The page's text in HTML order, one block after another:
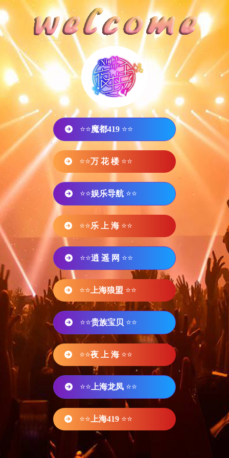
⭐⭐魔都419 ⭐⭐
⭐⭐万 花 楼 ⭐⭐
⭐⭐娱乐导航 ⭐⭐
⭐⭐乐 上 海 ⭐⭐
⭐⭐逍 遥 网 ⭐⭐
⭐⭐ 上海狼盟 ⭐⭐
⭐⭐贵族宝贝 ⭐⭐
⭐⭐夜 上 海 ⭐⭐
⭐⭐ 上海龙凤 ⭐⭐
⭐⭐ 上海419 ⭐⭐